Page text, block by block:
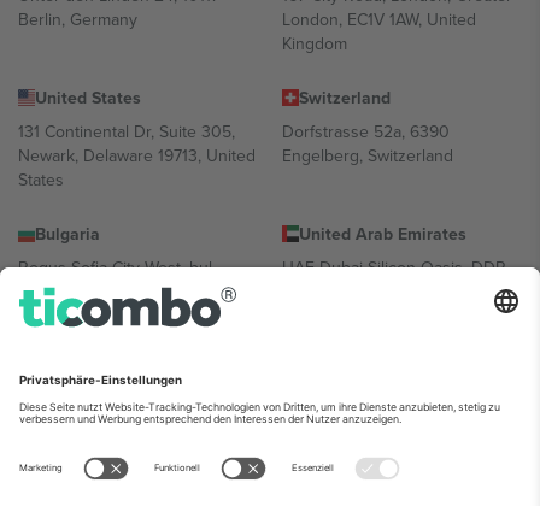
Berlin, Germany
London, EC1V 1AW, United
Kingdom
United States
131 Continental Dr, Suite 305,
Newark, Delaware 19713, United
States
Switzerland
Dorfstrasse 52a, 6390
Engelberg, Switzerland
Bulgaria
Regus Sofia City West, bul
Totleben 53-55, 1606 Sofia,
Bulgaria
United Arab Emirates
UAE Dubai Silicon Oasis, DDP
Building A1, Office 302, Dubai,
Mexico
Av Chapultepec 360, Roma
Norte, Cuauhtémoc, 06700
Ciudad de México, CDMX,
Mexico